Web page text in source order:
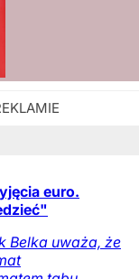
euro.
Belka uważa, że